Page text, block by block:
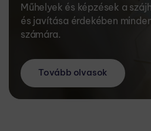
Műhelyek és képzések a
és javítása érdekében
számára.
Tovább olvasok